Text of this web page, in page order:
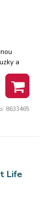
a
na
cm
8633465
Life